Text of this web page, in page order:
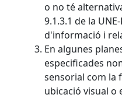
o no té
9.1.3.1 de la
d'informació i
En algunes
especificades
sensorial com la
ubicació visual o